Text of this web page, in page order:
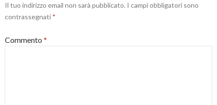
Il tuo indirizzo email non sarà pubblicato. I campi obbligatori sono
contrassegnati *
Commento *